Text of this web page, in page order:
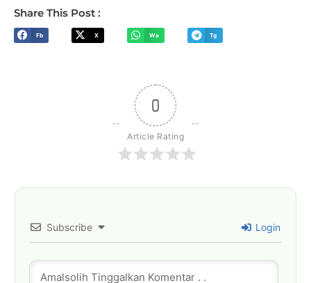
Share This Post :
Fb X Wa Tg
0
Article Rating
Subscribe Login